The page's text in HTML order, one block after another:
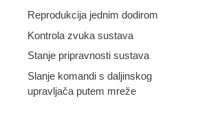
Reprodukcija jednim dodirom
Kontrola zvuka sustava
Stanje pripravnosti sustava
Slanje komandi s daljinskog
upravljača putem mreže